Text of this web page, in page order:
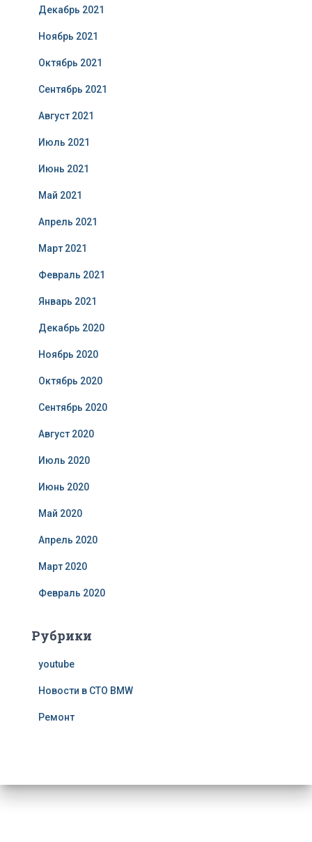
Декабрь 2021
Ноябрь 2021
Октябрь 2021
Сентябрь 2021
Август 2021
Июль 2021
Июнь 2021
Май 2021
Апрель 2021
Март 2021
Февраль 2021
Январь 2021
Декабрь 2020
Ноябрь 2020
Октябрь 2020
Сентябрь 2020
Август 2020
Июль 2020
Июнь 2020
Май 2020
Апрель 2020
Март 2020
Февраль 2020
Рубрики
youtube
Новости в СТО BMW
Ремонт